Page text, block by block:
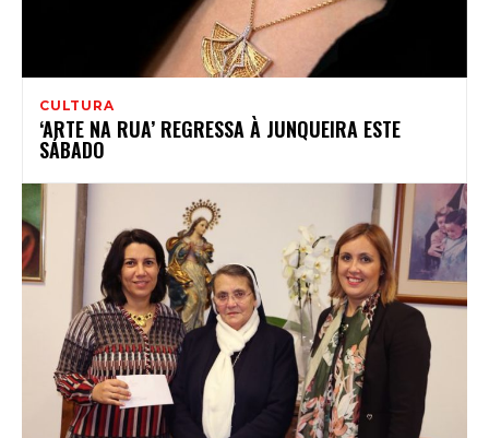
CULTURA
‘ARTE NA RUA’ REGRESSA À JUNQUEIRA ESTE
SÁBADO